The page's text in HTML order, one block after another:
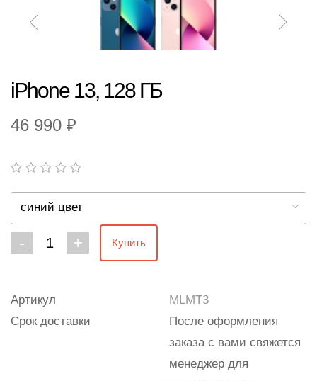
iPhone 13, 128 ГБ
46 990 ₽
синий цвет
- + Купить
Артикул
MLMT3
Срок доставки
После оформления
заказа с вами свяжется
менеджер для